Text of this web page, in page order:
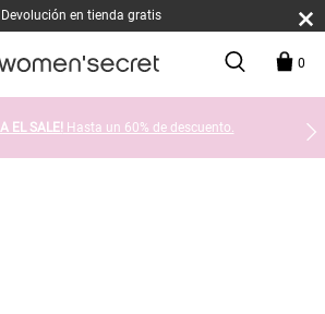
Devolución en tienda gratis
0
EL SALE! Hasta un 60% de descuento.